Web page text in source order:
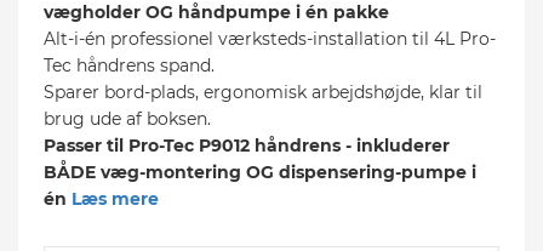
vægholder OG håndpumpe i én pakke
Alt-i-én professionel værksteds-installation til 4L Pro-
Tec håndrens spand.
Sparer bord-plads, ergonomisk arbejdshøjde, klar til
brug ude af boksen.
Passer til Pro-Tec P9012 håndrens - inkluderer
BÅDE væg-montering OG dispensering-pumpe i
én Læs mere